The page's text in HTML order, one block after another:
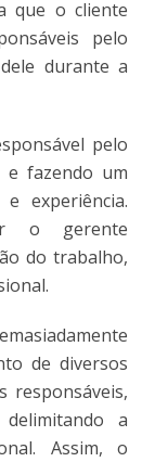
que o cliente
pelo
durante a
pelo
fazendo um
experiência.
o gerente
do trabalho,
de diversos
responsáveis,
a
Assim, o